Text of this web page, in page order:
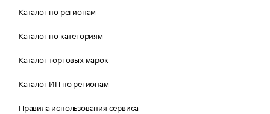
Каталог по регионам
Каталог по категориям
Каталог торговых марок
Каталог ИП по регионам
Правила использования сервиса